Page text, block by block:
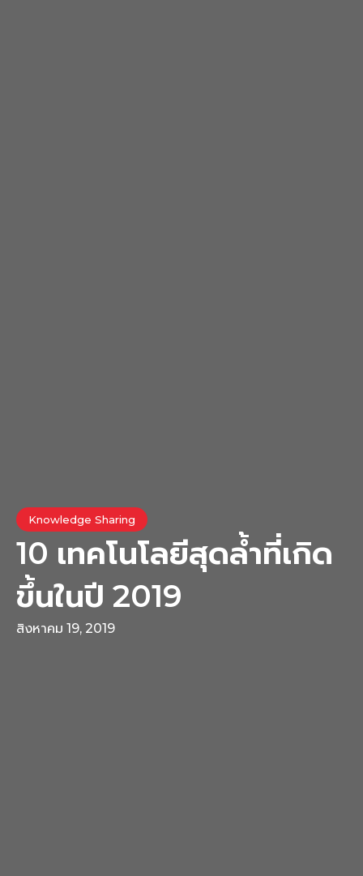
Knowledge Sharing
10 เทคโนโลยีสุดล้ำที่เกิด
ขึ้นในปี 2019
สิงหาคม 19, 2019